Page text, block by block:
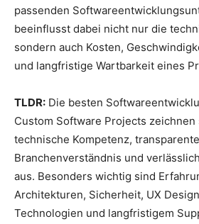
passenden
beeinflusst dabei nicht nur die
sondern auch Kosten,
und langfristige Wartbarkeit eines
TLDR: Die besten
Custom Software Projects
technische Kompetenz,
Branchenverständnis und
aus. Besonders wichtig sind
Architekturen, Sicherheit, UX
Technologien und langfristigem